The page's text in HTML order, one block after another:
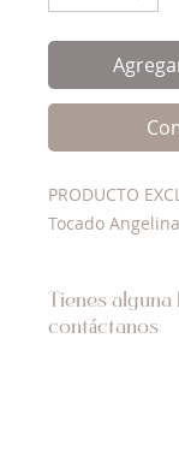
PRODUCTO
Tocado
Tienes alguna
contáctanos